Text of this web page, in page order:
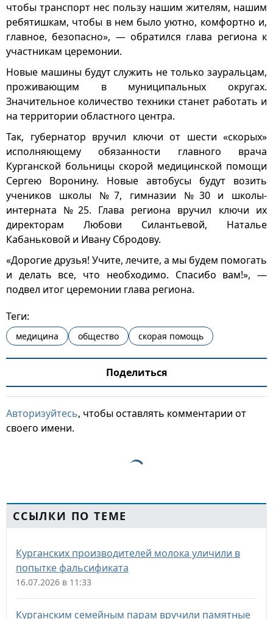
чтобы транспорт нес пользу нашим жителям, нашим
ребятишкам, чтобы в нем было уютно, комфортно и,
главное, безопасно», — обратился глава региона к
участникам церемонии.
Новые машины будут служить не только зауральцам,
проживающим в муниципальных округах.
Значительное количество техники станет работать и
на территории областного центра.
Так, губернатор вручил ключи от шести «скорых»
исполняющему обязанности главного врача
Курганской больницы скорой медицинской помощи
Сергею Воронину. Новые автобусы будут возить
учеников школы №7, гимназии №30 и школы-
интерната №25. Глава региона вручил ключи их
директорам Любови Силантьевой, Наталье
Кабаньковой и Ивану Сбродову.
«Дорогие друзья! Учите, лечите, а мы будем помогать
и делать все, что необходимо. Спасибо вам!», —
подвел итог церемонии глава региона.
Теги:
медицина общество скорая помощь
Поделиться
Авторизуйтесь, чтобы оставлять комментарии от
своего имени.
ССЫЛКИ ПО ТЕМЕ
Курганских производителей молока уличили в
попытке фальсификата
16.07.2026 в 11:33
Курганским семейным парам вручили памятные